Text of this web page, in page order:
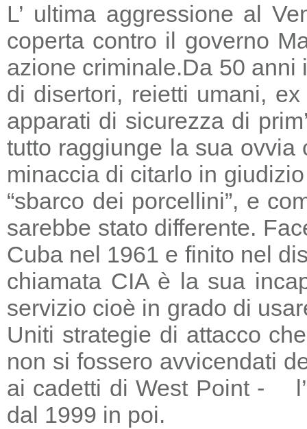
L’ ultima aggressione al
coperta contro il governo
azione criminale.Da 50 anni
di disertori, reietti umani,
apparati di sicurezza di
tutto raggiunge la sua
minaccia di citarlo in
“sbarco dei porcellini”, e
sarebbe stato differente.
Cuba nel 1961 e finito nel
chiamata CIA è la sua
servizio cioè in grado di
Uniti strategie di attacco
non si fossero avvicendati
ai cadetti di West Point - l’
dal 1999 in poi.